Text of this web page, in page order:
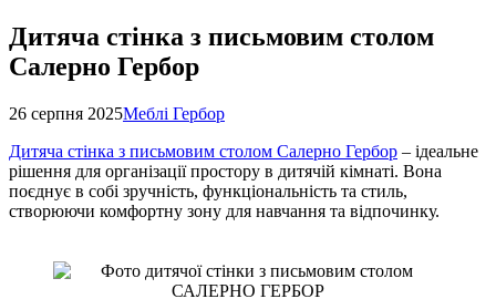
Дитяча стінка з письмовим столом
Салерно Гербор
26 серпня 2025Меблі Гербор
Дитяча стінка з письмовим столом Салерно Гербор – ідеальне
рішення для організації простору в дитячій кімнаті. Вона
поєднує в собі зручність, функціональність та стиль,
створюючи комфортну зону для навчання та відпочинку.